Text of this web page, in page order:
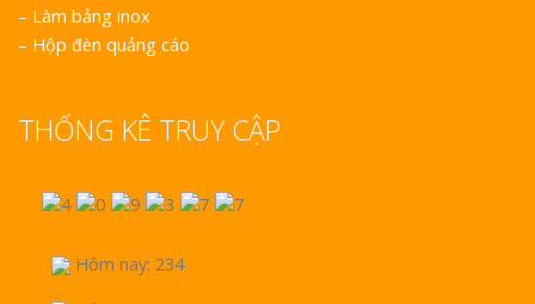
– Làm bảng inox
– Hộp đèn quảng cáo
THỐNG KÊ TRUY CẬP
Hôm nay: 234